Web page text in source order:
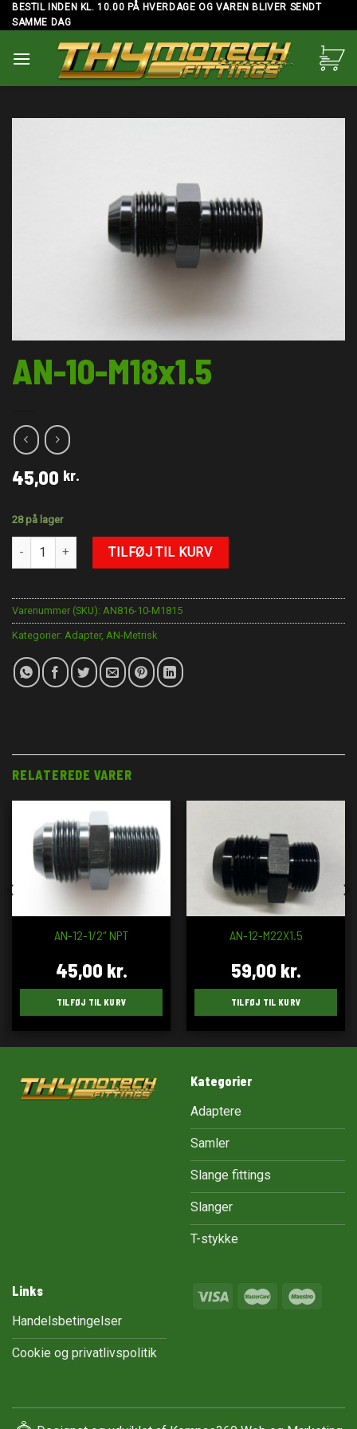
Skip
to
BESTIL INDEN KL. 10.00 PÅ HVERDAGE OG VAREN BLIVER SENDT
SAMME DAG
AN-10-M18x1.5
45,00 kr.
28 på lager
AN-10-M18x1.5 antalTILFØJ TIL KURV
Varenummer (SKU): AN816-10-M1815
Kategorier: Adapter, AN-Metrisk
RELATEREDE VARER
AN-12-1/2″ NPT
45,00 kr.
TILFØJ TIL KURV
AN-12-M22X1.5
59,00 kr.
TILFØJ TIL KURV
Kategorier
Adaptere
Samler
Slange fittings
Slanger
T-stykke
Links
Handelsbetingelser
Cookie og privatlivspolitik